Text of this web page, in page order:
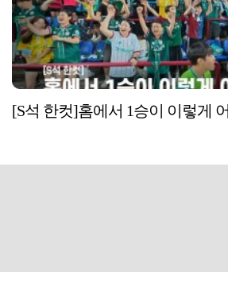
[S석 한컷]홈에서 1승이 이렇게